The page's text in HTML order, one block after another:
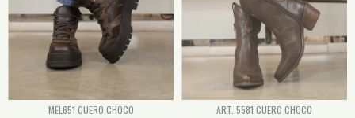
MEL651 CUERO CHOCO
ART. 5581 CUERO CHOCO